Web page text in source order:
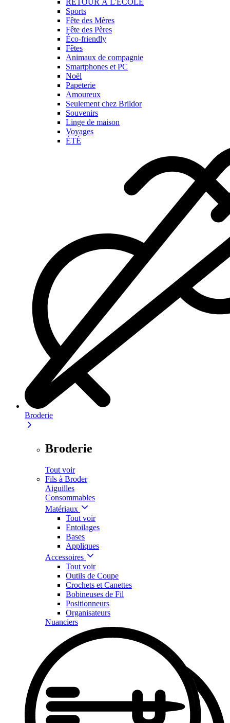
Sports
Fête des Mères
Fête des Pères
Éco-friendly
Fêtes
Animaux de compagnie
Smartphones et PC
Noël
Papeterie
Amoureux
Seulement chez Brildor
Souvenirs
Linge de maison
Voyages
ÉTÉ
Broderie
Broderie
Tout voir
Fils à Broder
Aiguilles
Consommables
Matériaux
Tout voir
Entoilages
Bases
Appliques
Accessoires
Tout voir
Outils de Coupe
Crochets et Canettes
Bobineuses de Fil
Positionneurs
Organisateurs
Nuanciers